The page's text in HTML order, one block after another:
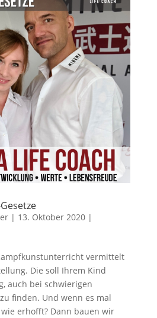
| 13. Oktober 2020|
vermittelt
Die soll Ihrem Kind
auch bei schwierigen
finden. Und wenn es mal
erhofft? Dann bauen wir